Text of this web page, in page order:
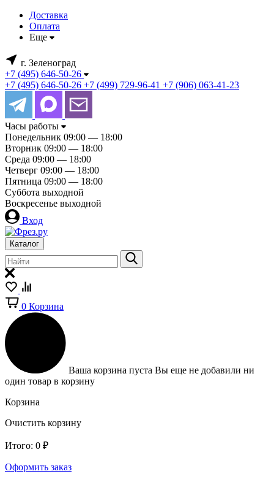
Доставка
Оплата
Еще
г. Зеленоград
+7 (495) 646-50-26
+7 (495) 646-50-26 +7 (499) 729-96-41 +7 (906) 063-41-23
Часы работы
Понедельник 09:00 — 18:00
Вторник 09:00 — 18:00
Среда 09:00 — 18:00
Четверг 09:00 — 18:00
Пятница 09:00 — 18:00
Суббота выходной
Воскресенье выходной
Вход
Каталог
0 Корзина
Ваша корзина пуста Вы еще не добавили ни
один товар в корзину
Корзина
Очистить корзину
Итого: 0 ₽
Оформить заказ